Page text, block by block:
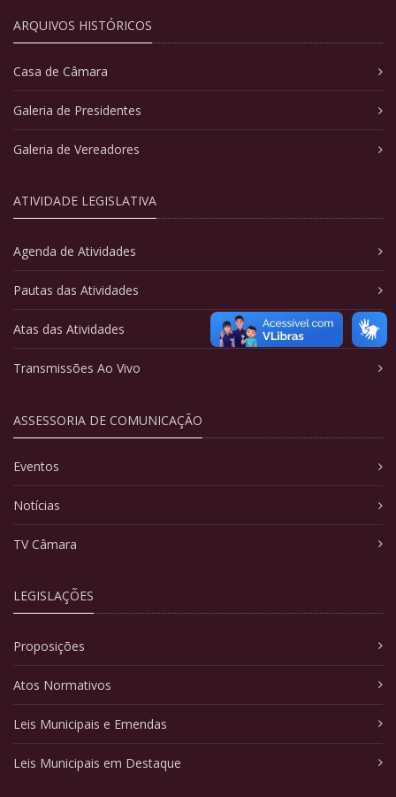
ARQUIVOS HISTÓRICOS
Casa de Câmara
Galeria de Presidentes
Galeria de Vereadores
ATIVIDADE LEGISLATIVA
Agenda de Atividades
Pautas das Atividades
Atas das Atividades
Transmissões Ao Vivo
ASSESSORIA DE COMUNICAÇÃO
Eventos
Notícias
TV Câmara
LEGISLAÇÕES
Proposições
Atos Normativos
Leis Municipais e Emendas
Leis Municipais em Destaque